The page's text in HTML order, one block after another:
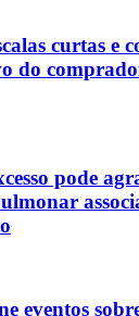
curtas e
do
pode
eventos